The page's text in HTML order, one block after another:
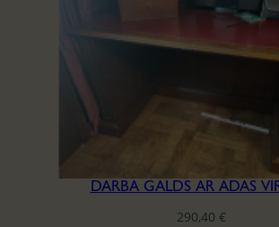
DARBA GALDS AR ĀDAS
290,40 €